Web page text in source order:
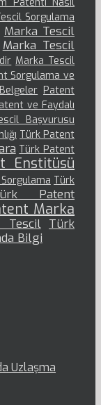
Sorgulama
Marka Tescil
Marka Tescil
Marka Tescil
Sorgulama ve
Patent
ve Faydalı
Başvurusu
Türk Patent
Türk Patent
Enstitüsü
Türk
Patent
Marka
Tescil Türk
Bilgi
Uzlaşma